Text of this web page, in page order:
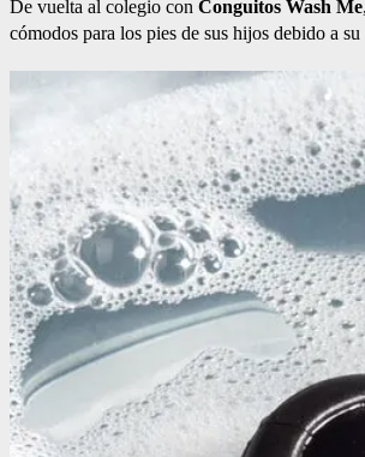
De vuelta al colegio con Conguitos Wash Me
cómodos para los pies de sus hijos debido a